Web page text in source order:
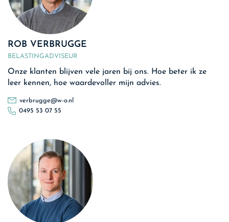
ROB VERBRUGGE
BELASTINGADVISEUR
Onze klanten blijven vele jaren bij ons. Hoe beter ik ze
leer kennen, hoe waardevoller mijn advies.
verbrugge@w-o.nl
0495 53 07 55